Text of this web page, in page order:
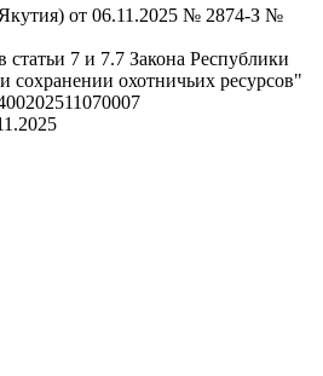
от 06.11.2025 № 2874-З №
7 и 7.7 Закона Республики
сохранении охотничьих ресурсов"